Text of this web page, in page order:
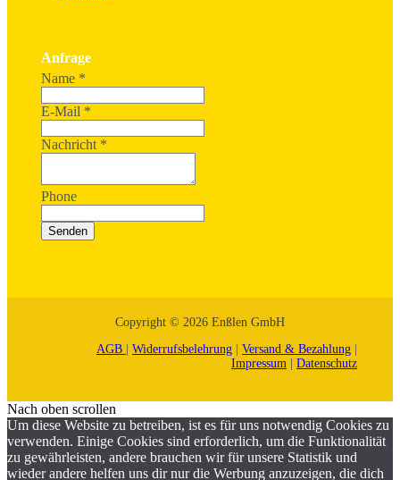
Anfrage
Name *
E-Mail *
Nachricht *
Phone
Senden
Copyright © 2026 Enßlen GmbH
AGB
Widerrufsbelehrung Versand & Bezahlung
Impressum
Datenschutz
Nach oben scrollen
Um diese Website zu betreiben, ist es für uns notwendig Cookies zu
verwenden. Einige Cookies sind erforderlich, um die Funktionalität
zu gewährleisten, andere brauchen wir für unsere Statistik und
wieder andere helfen uns dir nur die Werbung anzuzeigen, die dich